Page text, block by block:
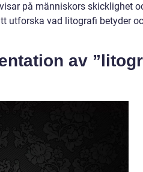
på människors skicklighet
utforska vad litografi betyder
av